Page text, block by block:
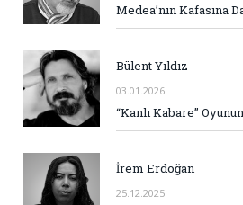
Medea’nın Kafasına
Bülent Yıldız
03.01.2026
“Kanlı Kabare”
İrem Erdoğan
25.12.2025